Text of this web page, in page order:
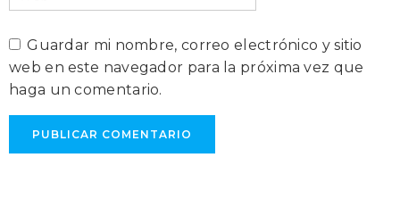
Guardar mi nombre, correo electrónico y sitio
web en este navegador para la próxima vez que
haga un comentario.